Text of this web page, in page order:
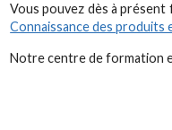
Vous pouvez dès à présent
Connaissance des produits
Notre centre de formation